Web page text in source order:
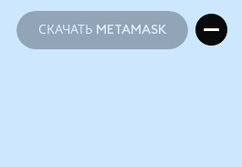
СКАЧАТЬ METAMASK